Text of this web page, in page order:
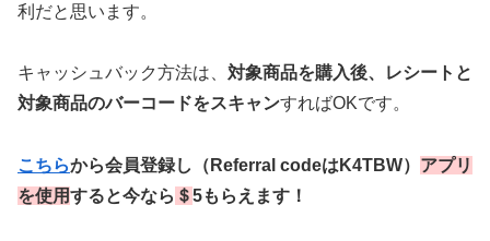
利だと思います。
キャッシュバック方法は、 対象商品を購入後、レシートと
対象商品のバーコードをスキャンすればOKです。
こちらから会員登録し（Referral codeはK4TBW） アプリ
を使用すると今なら ＄5もらえます！